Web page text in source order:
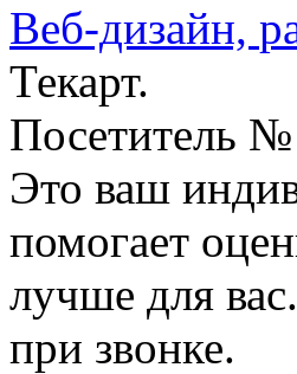
Веб-дизайн,
Текарт.
Посетитель №
Это ваш
помогает
лучше для
при звонке.